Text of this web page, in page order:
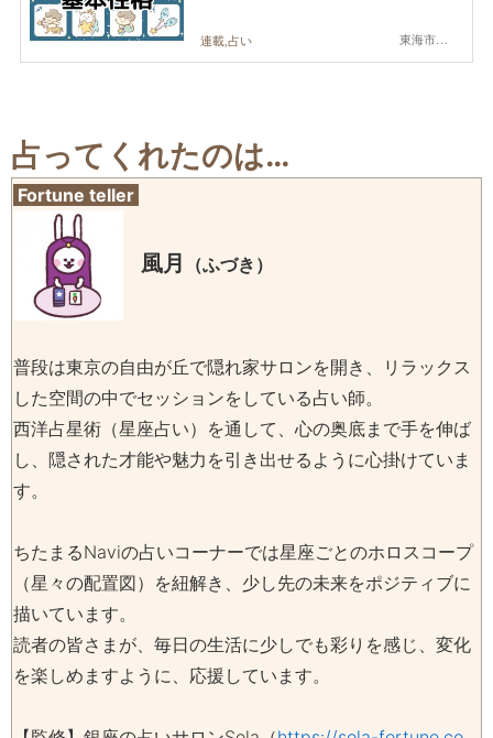
東海市,大府市,知多市,東浦町,阿久比町,半田市,常滑市,武豊町,美浜町,南知多町
連載,占い
占ってくれたのは…
Fortune teller
風月 （ふづき）
普段は東京の自由が丘で隠れ家サロンを開き、リラックス
した空間の中でセッションをしている占い師。
西洋占星術（星座占い）を通して、心の奥底まで手を伸ば
し、隠された才能や魅力を引き出せるように心掛けていま
す。
ちたまるNaviの占いコーナーでは星座ごとのホロスコープ
（星々の配置図）を紐解き、少し先の未来をポジティブに
描いています。
読者の皆さまが、毎日の生活に少しでも彩りを感じ、変化
を楽しめますように、応援しています。